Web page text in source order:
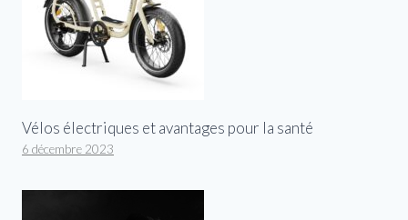
Vélos électriques et avantages pour la santé
6 décembre 2023